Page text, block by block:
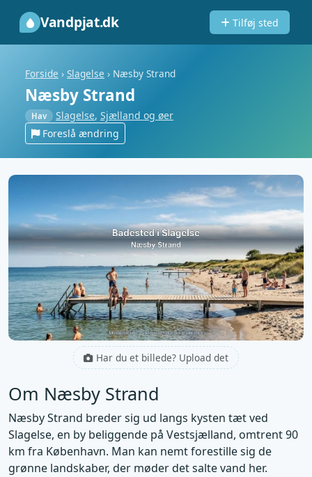
Vandpjat.dk Tilføj sted
Forside › Slagelse › Næsby Strand
Næsby Strand
Hav Slagelse, Sjælland og øer
Foreslå ændring
Har du et billede? Upload det
Om Næsby Strand
Næsby Strand breder sig ud langs kysten tæt ved
Slagelse, en by beliggende på Vestsjælland, omtrent 90
km fra København. Man kan nemt forestille sig de
grønne landskaber, der møder det salte vand her.